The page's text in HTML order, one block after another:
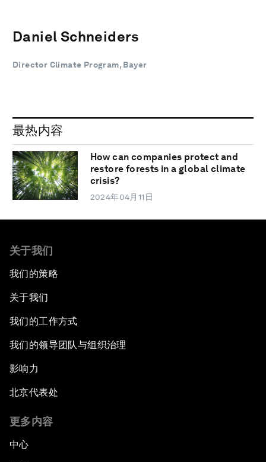
Daniel Schneiders
Director Climate Program, Bayer
最热内容
How can companies protect and
restore forests in a global climate
crisis?
2024年04月11日
关于我们
我们的策略
关于我们
我们的工作方式
我们的领导团队与组织治理
影响力
北京代表处
更多内容
中心